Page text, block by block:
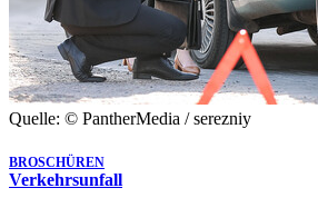
Quelle: © PantherMedia / serezniy
BROSCHÜREN
Verkehrsunfall